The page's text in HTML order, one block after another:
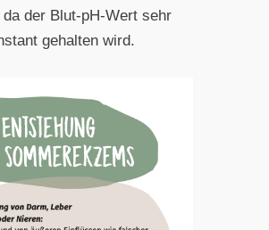
der Blut-pH-Wert sehr
gehalten wird.